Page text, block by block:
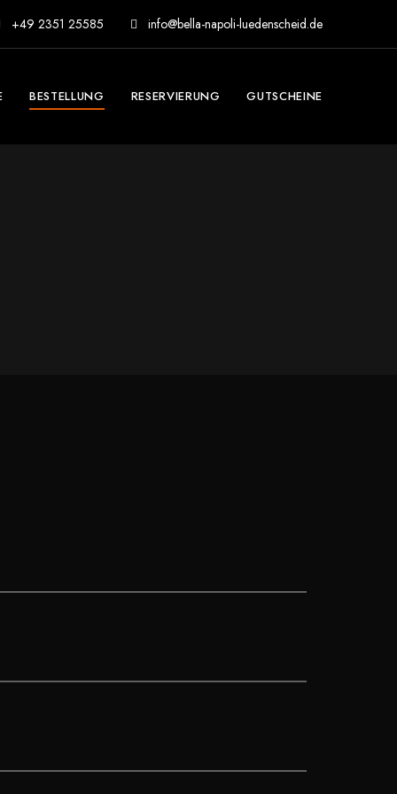
+49 2351 25585 info@bella-napoli-luedenscheid.de
BESTELLUNG RESERVIERUNG GUTSCHEINE